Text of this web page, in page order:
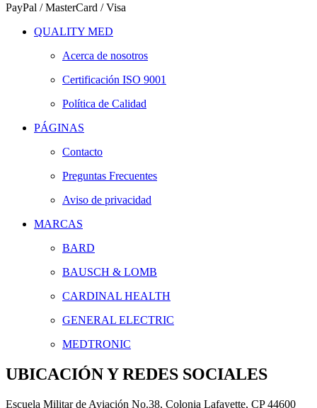
PayPal / MasterCard / Visa
QUALITY MED
Acerca de nosotros
Certificación ISO 9001
Política de Calidad
PÁGINAS
Contacto
Preguntas Frecuentes
Aviso de privacidad
MARCAS
BARD
BAUSCH & LOMB
CARDINAL HEALTH
GENERAL ELECTRIC
MEDTRONIC
UBICACIÓN Y REDES SOCIALES
Escuela Militar de Aviación No.38, Colonia Lafayette, CP 44600